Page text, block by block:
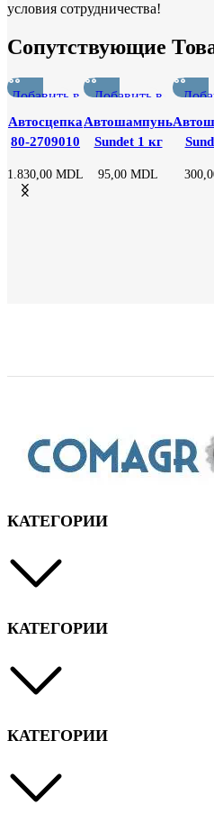
условия сотрудничества!
Сопутствующие
Добавить в
желаний
Автосцепка
80-2709010
1.830,00 MDL
Добавить в
желаний
Автошампунь
Sundet 1 кг
95,00 MDL
КАТЕГОРИИ
КАТЕГОРИИ
КАТЕГОРИИ